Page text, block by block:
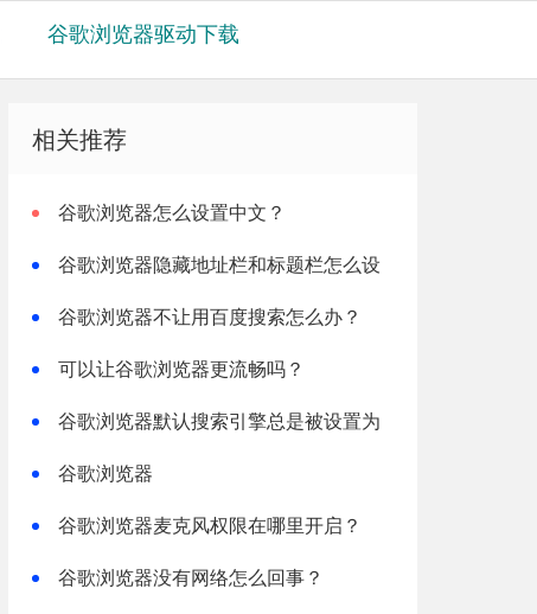
谷歌浏览器驱动下载
相关推荐
谷歌浏览器怎么设置中文？
谷歌浏览器隐藏地址栏和标题栏怎么设
谷歌浏览器不让用百度搜索怎么办？
可以让谷歌浏览器更流畅吗？
谷歌浏览器默认搜索引擎总是被设置为
谷歌浏览器
谷歌浏览器麦克风权限在哪里开启？
谷歌浏览器没有网络怎么回事？